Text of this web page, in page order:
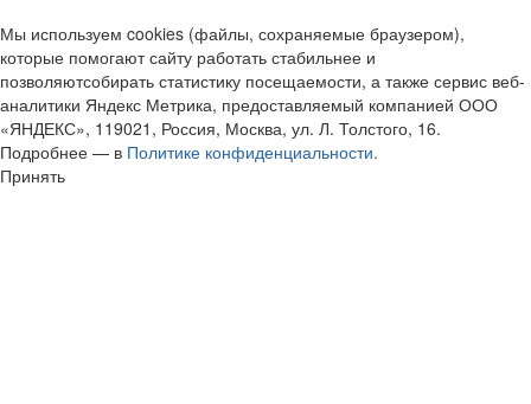
Мы используем cookies (файлы, сохраняемые браузером),
которые помогают сайту работать стабильнее и
позволяютсобирать статистику посещаемости, а также сервис веб-
аналитики Яндекс Метрика, предоставляемый компанией ООО
«ЯНДЕКС», 119021, Россия, Москва, ул. Л. Толстого, 16.
Подробнее — в Политике конфиденциальности.
Принять